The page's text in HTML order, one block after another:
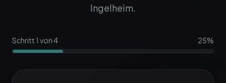
Ingelheim.
Schritt 1 von4 25%